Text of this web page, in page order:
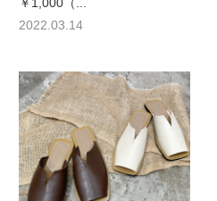
2022.03.14